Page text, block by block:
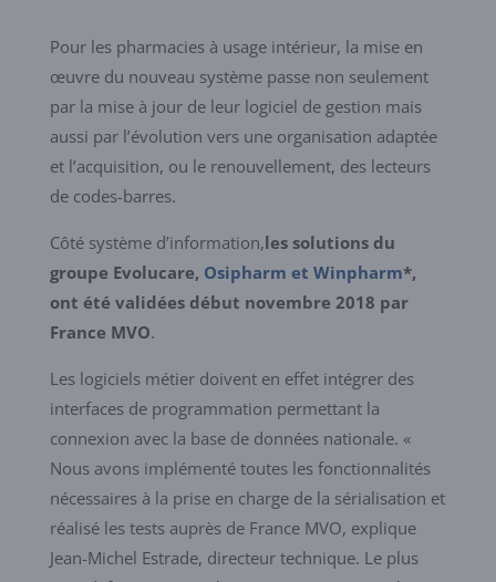
Pour les pharmacies à usage intérieur, la mise en
œuvre du nouveau système passe non seulement
par la mise à jour de leur logiciel de gestion mais
aussi par l’évolution vers une organisation adaptée
et l’acquisition, ou le renouvellement, des lecteurs
de codes-barres.
Côté système d’information,les solutions du
groupe Evolucare, Osipharm et Winpharm*,
ont été validées début novembre 2018 par
France MVO.
Les logiciels métier doivent en effet intégrer des
interfaces de programmation permettant la
connexion avec la base de données nationale. «
Nous avons implémenté toutes les fonctionnalités
nécessaires à la prise en charge de la sérialisation et
réalisé les tests auprès de France MVO, explique
Jean-Michel Estrade, directeur technique. Le plus